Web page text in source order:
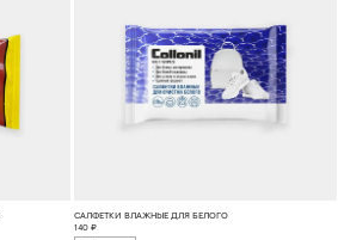
CАЛФЕТКИ ВЛАЖНЫЕ ДЛЯ БЕЛОГО
140₽